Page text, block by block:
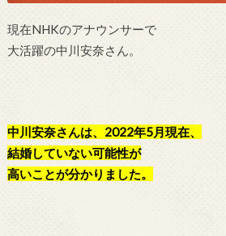
現在NHKのアナウンサーで
大活躍の中川安奈さん。
中川安奈さんは、2022年5月現在、
結婚していない可能性が
高いことが分かりました。